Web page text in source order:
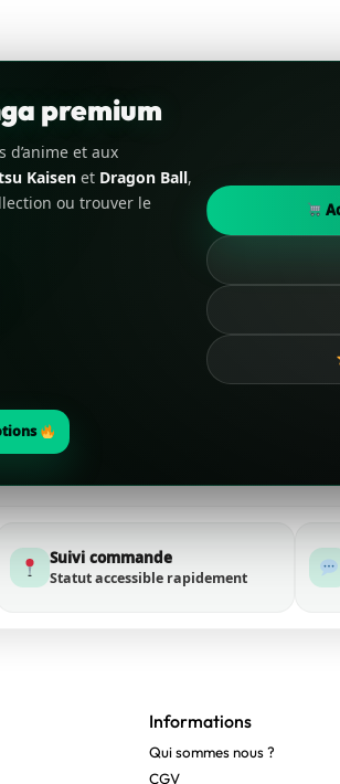
premium
d’anime et aux
Kaisen et Dragon Ball,
ou trouver le
Suivi commande
Statut accessible rapidement
Informations
Qui sommes nous ?
CGV